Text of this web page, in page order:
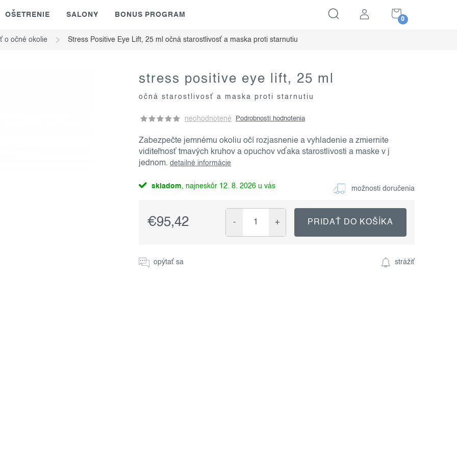
NÁKUPNÝ
KOŠÍK
OŠETRENIE SALONY BONUS PROGRAM
o očné okolie Stress Positive Eye Lift, 25 ml očná starostlivosť a maska proti starnutiu
stress positive eye lift, 25 ml
očná starostlivosť a maska proti starnutiu
neohodnotené Podrobnosti hodnotenia
Zabezpečte jemnému okoliu očí rozjasnenie a vyhladenie a zmiernite
viditeľnosť tmavých kruhov a opuchov vďaka starostlivosti a maske v j
jednom. detailné informácie
skladom 12. 8. 2026 možnosti doručenia
€95,42 PRIDAŤ DO KOŠÍKA
opýtať sa strážiť